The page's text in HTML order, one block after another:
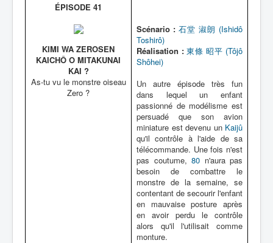
ÉPISODE 41
KIMI WA ZEROSEN
KAICHÔ O MITAKUNAI
KAI ?
As-tu vu le monstre oiseau
Zero ?
Scénario : 石堂 淑朗 (Ishidô
Toshirô)
Réalisation : 東條 昭平 (Tôjô
Shôhei)
Un autre épisode très fun
dans lequel un enfant
passionné de modélisme est
persuadé que son avion
miniature est devenu un Kaijû
qu'il contrôle à l'aide de sa
télécommande. Une fois n'est
pas coutume, 80 n'aura pas
besoin de combattre le
monstre de la semaine, se
contentant de secourir l'enfant
en mauvaise posture après
en avoir perdu le contrôle
alors qu'il l'utilisait comme
monture.